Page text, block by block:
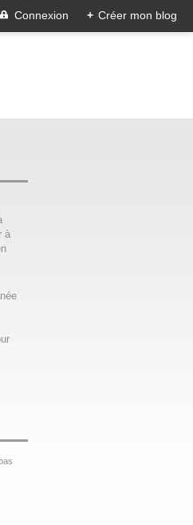
Connexion + Créer mon blog